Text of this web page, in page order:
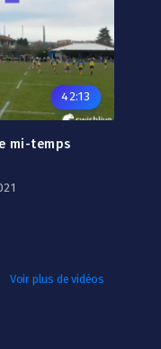
42:13
mi-temps
Voir plus de vidéos